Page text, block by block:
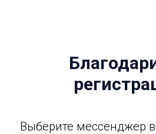
Выберите мессенджер